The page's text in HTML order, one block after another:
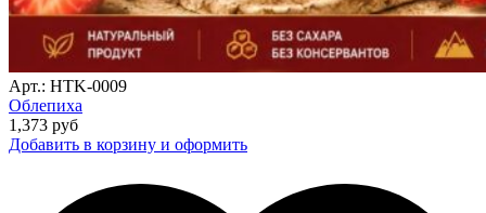
Арт.: HTK-0009
Облепиха
1,373 руб
Добавить в корзину и оформить